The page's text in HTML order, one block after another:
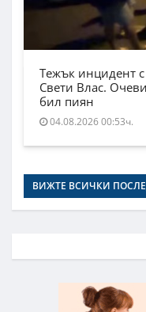
Тежък инцидент с
Свети Влас.
бил пиян
04.08.2026 00:53ч.
ВИЖТЕ ВСИЧКИ